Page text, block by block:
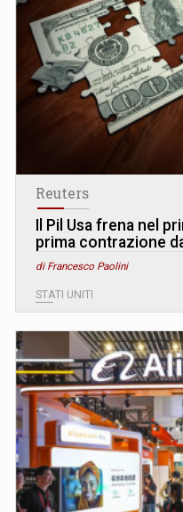
Reuters
Il Pil Usa frena nel
prima contrazione
di Francesco Paolini
STATI UNITI